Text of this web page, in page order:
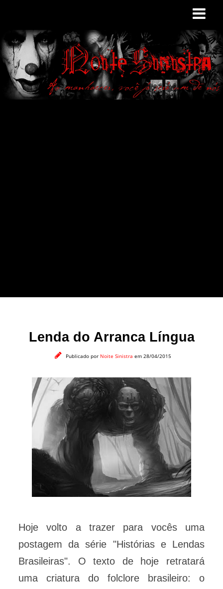
Lenda do Arranca Língua
Publicado por Noite Sinistra em 28/04/2015
Hoje volto a trazer para vocês uma
postagem da série "Histórias e Lendas
Brasileiras". O texto de hoje retratará
uma criatura do folclore brasileiro: o